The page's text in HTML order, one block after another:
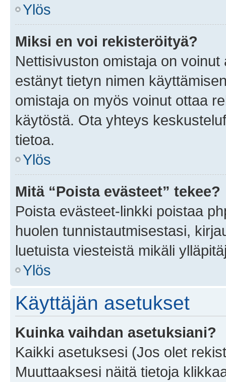
Ylös
Miksi en voi rekisteröityä?
Nettisivuston omistaja on
estänyt tietyn nimen
omistaja on myös voinut ottaa
käytöstä. Ota yhteys
tietoa.
Ylös
Mitä “Poista evästeet” tekee?
Poista evästeet-linkki poistaa
huolen tunnistautmisestasi,
luetuista viesteistä mikäli
Ylös
Käyttäjän asetukset
Kuinka vaihdan asetuksiani?
Kaikki asetuksesi (Jos olet
Muuttaaksesi näitä tietoja